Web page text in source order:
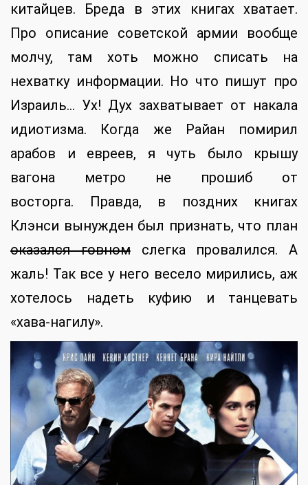
китайцев. Бреда в этих книгах хватает.
Про описание советской армии вообще
молчу, там хоть можно списать на
нехватку информации. Но что пишут про
Израиль… Ух! Дух захватывает от накала
идиотизма. Когда же Райан помирил
арабов и евреев, я чуть было крышу
вагона метро не прошиб от
восторга. Правда, в поздних книгах
Клэнси вынужден был признать, что план
оказался говномслегка провалился. А
жаль! Так все у него весело мирились, аж
хотелось надеть куфию и танцевать
«хава-нагилу».